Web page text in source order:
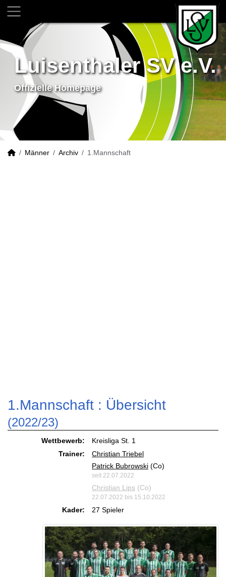
Luisenthaler SV e.V.
Offizielle Homepage
Männer Archiv 1.Mannschaft
1.Mannschaft : Übersicht
(2022/23)
Wettbewerb:
Kreisliga St. 1
Trainer:
Christian Triebel
Patrick Bubrowski (Co)
seit 22.07.2022
Christian Lips (Co)
22.07.2022 bis 15.10.2022
Kader: 27 Spieler